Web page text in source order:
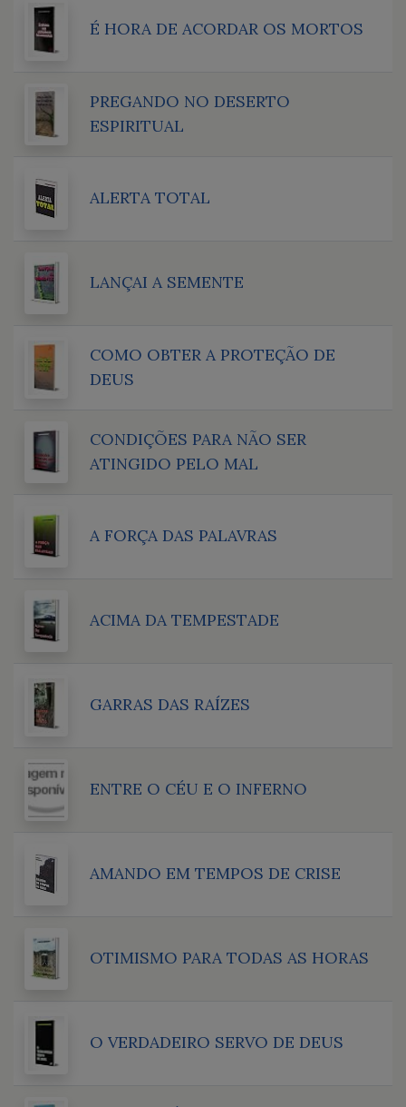
É HORA DE ACORDAR OS MORTOS
PREGANDO NO DESERTO
ESPIRITUAL
ALERTA TOTAL
LANÇAI A SEMENTE
COMO OBTER A PROTEÇÃO DE
DEUS
CONDIÇÕES PARA NÃO SER
ATINGIDO PELO MAL
A FORÇA DAS PALAVRAS
ACIMA DA TEMPESTADE
GARRAS DAS RAÍZES
ENTRE O CÉU E O INFERNO
AMANDO EM TEMPOS DE CRISE
OTIMISMO PARA TODAS AS HORAS
O VERDADEIRO SERVO DE DEUS